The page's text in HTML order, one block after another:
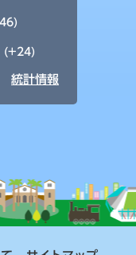
(+24)
統計情報